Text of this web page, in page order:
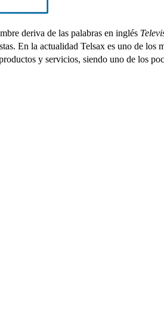
deriva de las palabras en inglés
En la actualidad Telsax es uno de los
y servicios, siendo uno de los